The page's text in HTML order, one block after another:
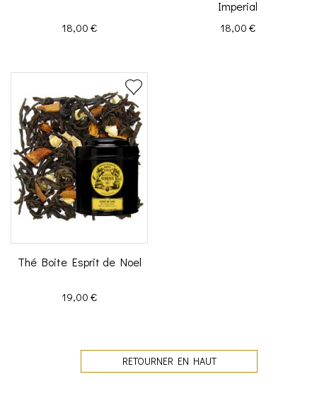
Prix
18,00 €
Imperial
Prix
18,00 €
Thé Boite Esprit de Noel
Prix
19,00 €
RETOURNER EN HAUT